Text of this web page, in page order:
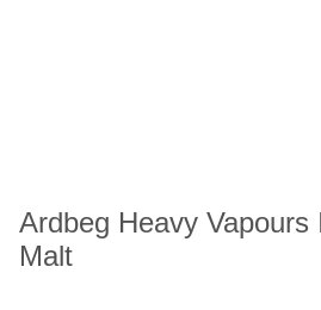
Ardbeg Heavy Vapours
Malt